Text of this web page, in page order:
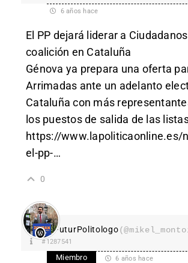
6 años hace
El PP dejará liderar a
coalición en Cataluña
Génova ya prepara una oferta
Arrimadas ante un adelanto
Cataluña con más
los puestos de salida de las
https://www.lapoliticaonline.es/
el-pp-…
0
FuturPolitologo
#1287541
Miembro 6 años hace